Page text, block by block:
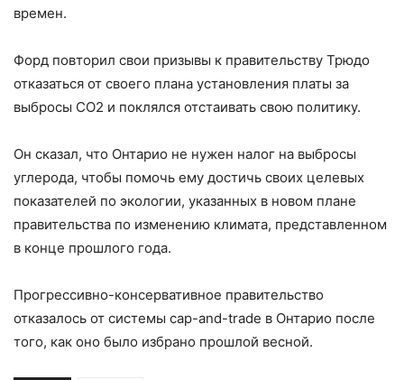
времен.
Форд повторил свои призывы к правительству Трюдо
отказаться от своего плана установления платы за
выбросы СО2 и поклялся отстаивать свою политику.
Он сказал, что Онтарио не нужен налог на выбросы
углерода, чтобы помочь ему достичь своих целевых
показателей по экологии, указанных в новом плане
правительства по изменению климата, представленном
в конце прошлого года.
Прогрессивно-консервативное правительство
отказалось от системы cap-and-trade в Онтарио после
того, как оно было избрано прошлой весной.